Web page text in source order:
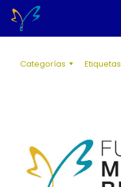
Categorías Etiquetas